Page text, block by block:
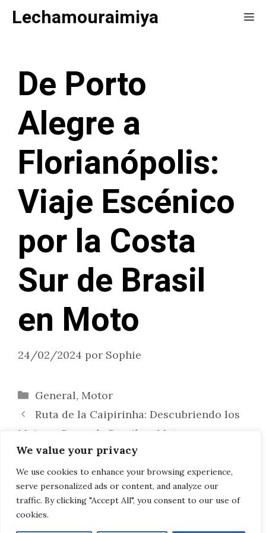
We value your privacy
We use cookies to enhance your browsing experience,
serve personalized ads or content, and analyze our
traffic. By clicking "Accept All", you consent to our use of
cookies.
SaltarLechamouraimiya
De Porto
Alegre a
Florianópolis:
Viaje Escénico
por la Costa
Sur de Brasil
en Moto
24/02/2024 por Sophie
Categorías
General, Motor
Ruta de la Caipirinha: Descubriendo los
Mejores Bares de Brasil en Moto
Acentúa tu Espacio con Arte: Estrategias
Maestras para Integrar Obras de Arte en tu
Decoración